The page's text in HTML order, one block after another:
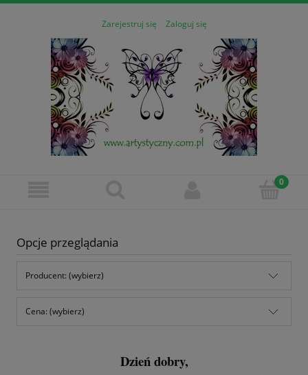
Zarejestruj się Zaloguj się
Opcje przeglądania
Producent: (wybierz)
Cena: (wybierz)
Dzień dobry,